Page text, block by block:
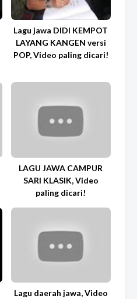
Lagu jawa DIDI KEMPOT
LAYANG KANGEN versi
POP, Video paling dicari!
LAGU JAWA CAMPUR
SARI KLASIK, Video
paling dicari!
Lagu daerah jawa, Video